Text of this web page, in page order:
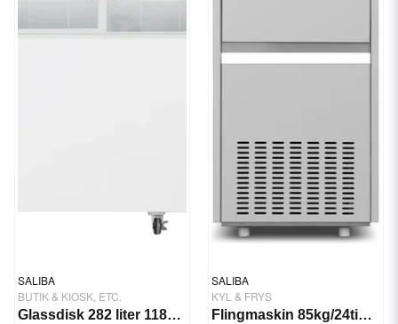
SALIBA
BUTIK & KIOSK, ETC.
Glassdisk 282 liter 1186 mm
SALIBA
KYL & FRYS
Flingmaskin 85kg/24tim GTS-IMS-85